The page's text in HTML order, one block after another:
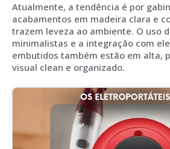
Atualmente, a tendência é por
acabamentos em madeira clara e
trazem leveza ao ambiente. O uso
minimalistas e a integração com
embutidos também estão em alta,
visual clean e organizado.